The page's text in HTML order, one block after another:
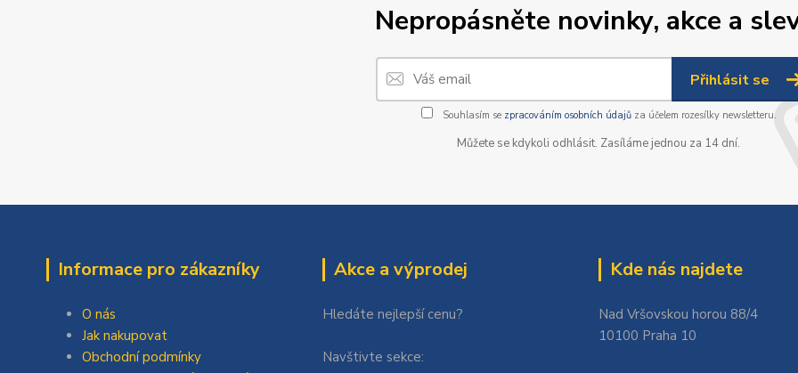
Nepropásněte novinky, akce a
Přihlásit se
Souhlasím se zpracováním osobních údajůza účelem rozesílky newsletteru.
Můžete se kdykoli odhlásit. Zasíláme jednou za 14 dní.
Informace pro zákazníky
O nás
Jak nakupovat
Obchodní podmínky
Akce a výprodej
Hledáte nejlepší cenu?
Navštivte sekce:
Kde nás najdete
Nad Vršovskou horou 88/4
10100 Praha 10